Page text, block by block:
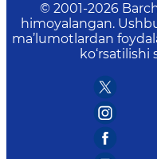
© 2001-2026
himoyalangan.
ma’lumotlardan
ko‘rsatilishi